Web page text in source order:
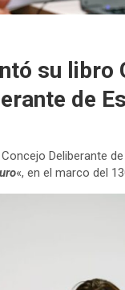
su libro
de
Deliberante de
«, en el marco del